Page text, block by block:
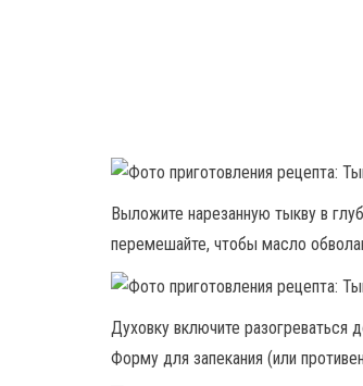
Выложите нарезанную тыкву в
перемешайте, чтобы масло
Духовку включите разогреваться
Форму для запекания (или